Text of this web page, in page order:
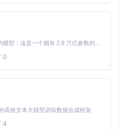
案例库与OpenArk应对方案
在实际安全事件中的应用，有助于
。
Kimi K3 是Kimi能力最强的模型：这是一个拥有 2.8 万亿参数的混合专家（MoE）模型，具备原生视觉理解能力，并支持 100 万 token 的上下文窗口。
0
高效文本大模型训练数据合成框架
4